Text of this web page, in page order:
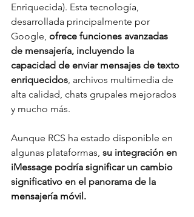
Enriquecida). Esta tecnología,
desarrollada principalmente por
Google, ofrece funciones avanzadas
de mensajería, incluyendo la
capacidad de enviar mensajes de texto
enriquecidos , archivos multimedia de
alta calidad, chats grupales mejorados
y mucho más.
Aunque RCS ha estado disponible en
algunas plataformas, su integración en
iMessage podría significar un cambio
significativo en el panorama de la
mensajería móvil.